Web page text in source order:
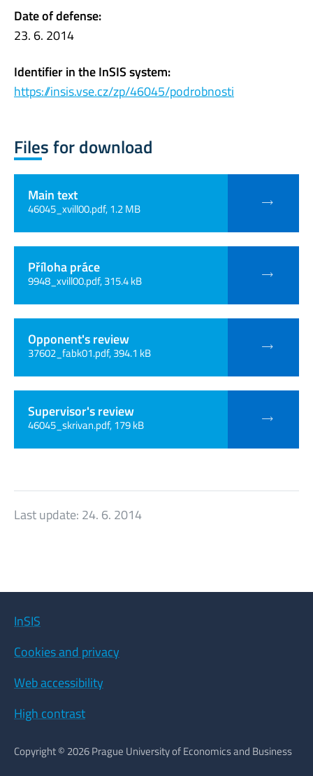
Date of defense:
23. 6. 2014
Identifier in the InSIS system:
https://insis.vse.cz/zp/46045/podrobnosti
Files for download
Main text
46045_xvill00.pdf, 1.2 MB
Příloha práce
9948_xvill00.pdf, 315.4 kB
Opponent's review
37602_fabk01.pdf, 394.1 kB
Supervisor's review
46045_skrivan.pdf, 179 kB
Last update: 24. 6. 2014
InSIS
Cookies and privacy
Web accessibility
High contrast
Copyright © 2026 Prague University of Economics and Business